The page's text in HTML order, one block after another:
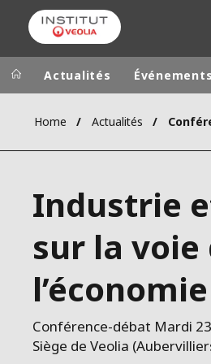
Groupe Veolia
CAMPUS
FONDATION
INSTITUT
Actualités Événements
Home Actualités
Industrie
sur la voie
Conférence-débat Mardi
Siège de Veolia